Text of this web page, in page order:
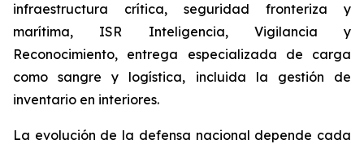
infraestructura crítica, seguridad fronteriza y
marítima, ISR Inteligencia, Vigilancia y
Reconocimiento, entrega especializada de carga
como sangre y logística, incluida la gestión de
inventario en interiores.
La evolución de la defensa nacional depende cada